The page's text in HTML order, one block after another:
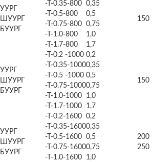
УУРГ
ШУУРГ
БУУРГ
150
-Т-0.35-800 0,35
-Т-0.5-800
0,5
-Т-0.75-800 0,75
-Т-1.0-800
1,0
-Т-1.7-800
1,7
УУРГ
ШУУРГ
БУУРГ
-Т-0.2 -1000 0,2
150
-Т-0.35-10000,35
-Т-0.5 -1000 0,5
-Т-0.75-10000,75
-Т-1.0-1000
1,0
-Т-1.7-1000
1,7
УУРГ
ШУУРГ
БУУРГ
-Т-0.2-1600 0,2
200
250
-Т-0.35-16000,35
-Т-0.5-1600 0,5
-Т-0.75-16000,75
-Т-1.0-1600
1,0